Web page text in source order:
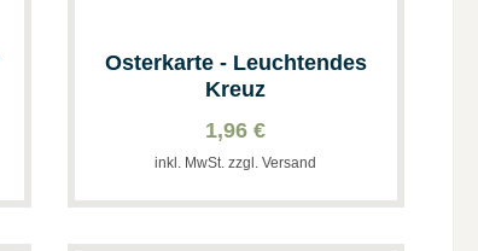
Osterkarte - Leuchtendes
Kreuz
1,96 €
inkl. MwSt. zzgl. Versand